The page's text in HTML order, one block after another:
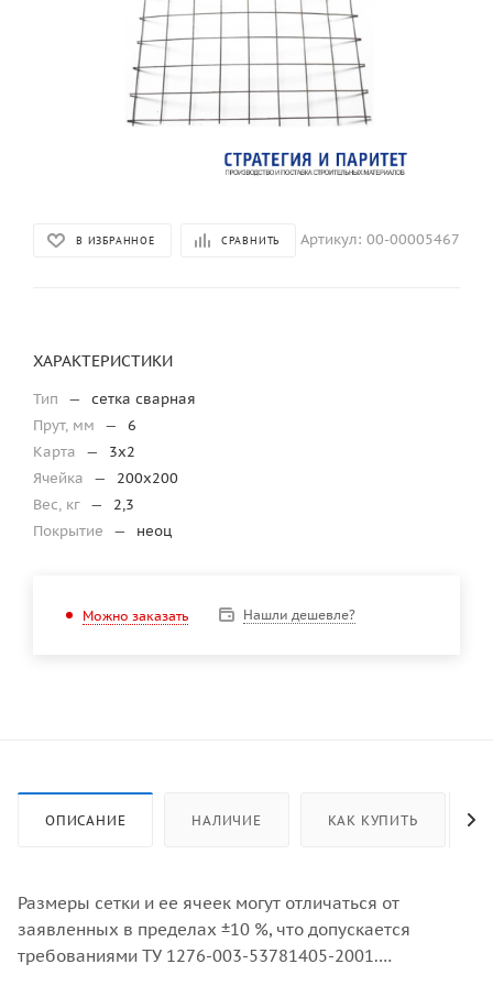
В ИЗБРАННОЕ СРАВНИТЬ Артикул: 00-00005467
ХАРАКТЕРИСТИКИ
Тип —
сетка сварная
Прут, мм
—
6
Карта
—
3х2
Ячейка
—
200х200
Вес, кг —
2,3
Покрытие
— неоц
Можно заказать Нашли дешевле?
ОПИСАНИЕ НАЛИЧИЕ КАК КУПИТЬ
Размеры сетки и ее ячеек могут отличаться от
заявленных в пределах ±10 %, что допускается
требованиями ТУ 1276-003-53781405-2001.